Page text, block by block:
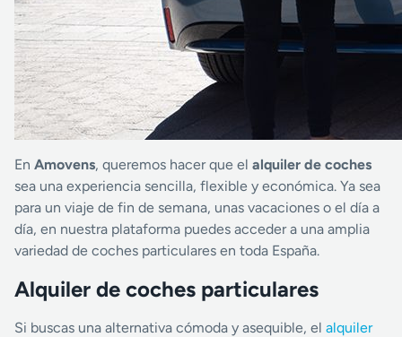
En Amovens, queremos hacer que el alquiler de coches
sea una experiencia sencilla, flexible y económica. Ya sea
para un viaje de fin de semana, unas vacaciones o el día a
día, en nuestra plataforma puedes acceder a una amplia
variedad de coches particulares en toda España.
Alquiler de coches particulares
Si buscas una alternativa cómoda y asequible, el alquiler